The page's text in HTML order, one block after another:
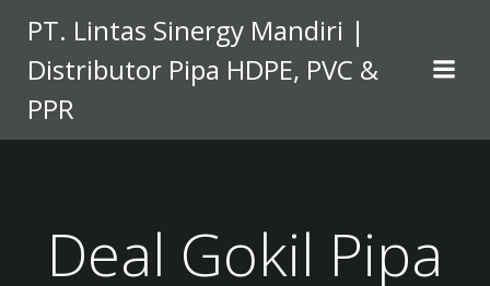
to
content
PT. Lintas Sinergy Mandiri |
Distributor Pipa HDPE, PVC &
PPR
Deal Gokil Pipa